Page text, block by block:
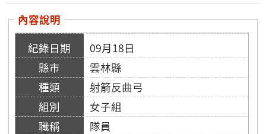
內容說明
09月18日
雲林縣
射箭反曲弓
女子組
隊員